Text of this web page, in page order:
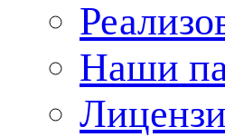
Наши